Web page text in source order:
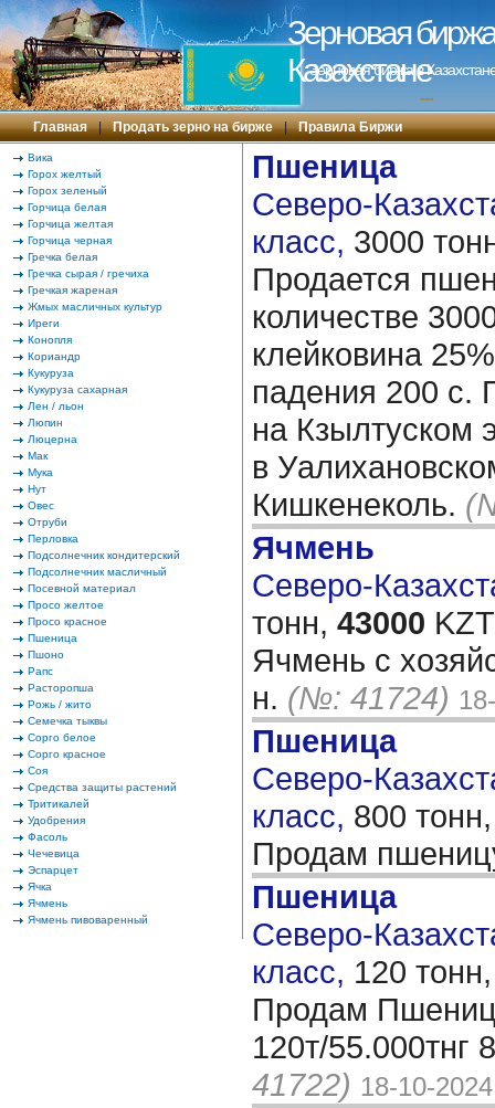
Зерновая
Казахстане
Зерновая биржа в
---
Главная | Продать зерно на бирже | Правила Биржи
Вика
Горох желтый
Горох зеленый
Горчица белая
Горчица желтая
Горчица черная
Гречка белая
Гречка сырая / гречиха
Гречкая жареная
Жмых масличных культур
Иреги
Конопля
Кориандр
Кукуруза
Кукуруза сахарная
Лен / льон
Люпин
Люцерна
Мак
Мука
Нут
Овес
Отруби
Перловка
Подсолнечник кондитерский
Подсолнечник масличный
Посевной материал
Просо желтое
Просо красное
Пшеница
Пшоно
Рапс
Расторопша
Рожь / жито
Семечка тыквы
Сорго белое
Сорго красное
Соя
Средства защиты растений
Тритикалей
Удобрения
Фасоль
Чечевица
Эспарцет
Ячка
Ячмень
Ячмень пивоваренный
Пшеница
Северо-
класс, 3000
Продается
количестве
клейковина
падения 200 с.
на Кзылтуском
в
Кишкенеколь.
Ячмень
Северо-
тонн, 43000
Ячмень с
н. (№: 41724)
Пшеница
Северо-
класс, 800
Продам
Пшеница
Северо-
класс, 120
Продам
120т/55.000тнг
41722) 18-10-2024